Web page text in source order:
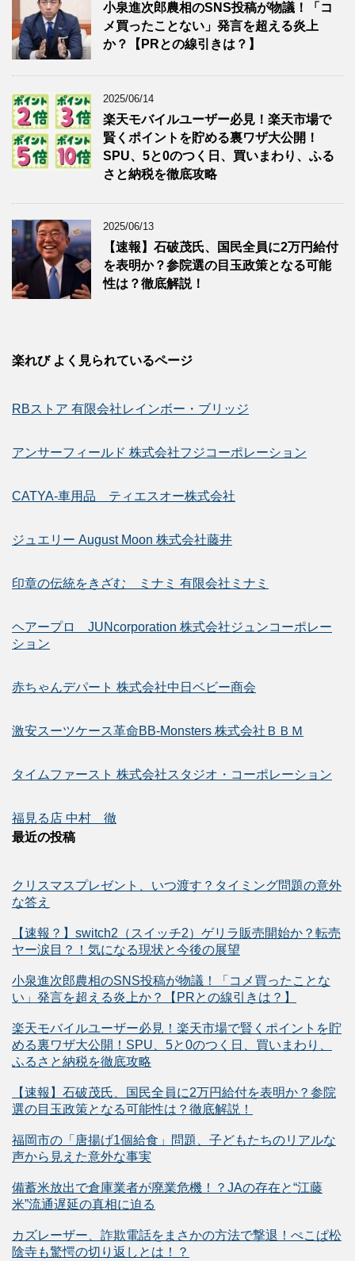
小泉進次郎農相のSNS投稿が物議！「コ
メ買ったことない」発言を超える炎上
か？【PRとの線引きは？】
2025/06/14
楽天モバイルユーザー必見！楽天市場で
賢くポイントを貯める裏ワザ大公開！
SPU、5と0のつく日、買いまわり、ふる
さと納税を徹底攻略
2025/06/13
【速報】石破茂氏、国民全員に2万円給付
を表明か？参院選の目玉政策となる可能
性は？徹底解説！
楽れび よく見られているページ
RBストア 有限会社レインボー・ブリッジ
アンサーフィールド 株式会社フジコーポレーション
CATYA-車用品 ティエスオー株式会社
ジュエリー August Moon 株式会社藤井
印章の伝統をきざむ ミナミ 有限会社ミナミ
ヘアープロ JUNcorporation 株式会社ジュンコーポレー
ション
赤ちゃんデパート 株式会社中日ベビー商会
激安スーツケース革命BB-Monsters 株式会社ＢＢＭ
タイムファースト 株式会社スタジオ・コーポレーション
福見る店 中村 徹
最近の投稿
クリスマスプレゼント、いつ渡す？タイミング問題の意外
な答え
【速報？】switch2（スイッチ2）ゲリラ販売開始か？転売
ヤー涙目？！気になる現状と今後の展望
小泉進次郎農相のSNS投稿が物議！「コメ買ったことな
い」発言を超える炎上か？【PRとの線引きは？】
楽天モバイルユーザー必見！楽天市場で賢くポイントを貯
める裏ワザ大公開！SPU、5と0のつく日、買いまわり、
ふるさと納税を徹底攻略
【速報】石破茂氏、国民全員に2万円給付を表明か？参院
選の目玉政策となる可能性は？徹底解説！
福岡市の「唐揚げ1個給食」問題、子どもたちのリアルな
声から見えた意外な事実
備蓄米放出で倉庫業者が廃業危機！？JAの存在と“江藤
米”流通遅延の真相に迫る
カズレーザー、詐欺電話をまさかの方法で撃退！ぺこぱ松
陰寺も驚愕の切り返しとは！？